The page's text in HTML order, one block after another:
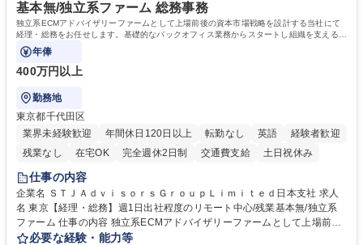
基本無/独立系ファーム 総務事務
独立系ECMアドバイザリーファームとして上場前後の資本市場戦略を設計する当社にて
経理・総務をお任せします。基礎的なバックオフィス業務からスタートし組織を支える専
任担当として広く活躍できる環境です。
年俸
400万円以上
勤務地
東京都千代田区
業界未経験歓迎
年間休日120日以上 転勤なし 英語
経験者歓迎
残業なし
在宅OK 完全週休2日制 交通費支給 土日祝休み
仕事の内容
企業名 ＳＴＪＡｄｖｉｓｏｒｓＧｒｏｕｐＬｉｍｉｔｅｄ日本支社 求人
名 東京【経理・総務】週1日出社程度のリモート中心/残業基本無/独立系
ファーム 仕事の内容 独立系ECMアドバイザリーファームとして上場前後
の資本市場戦略を設計する当社にて経理・総務をお任せします。基礎的な
必要な経験・能力等